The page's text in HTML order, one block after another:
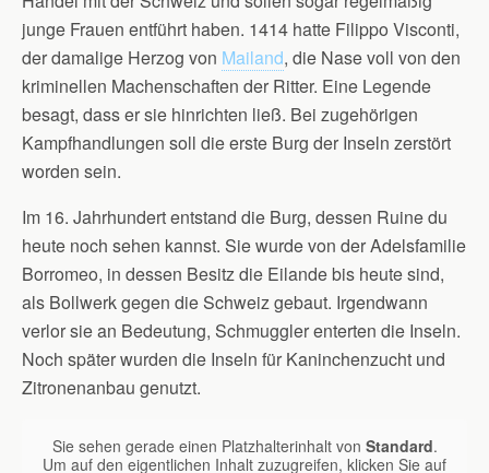
junge Frauen entführt haben. 1414 hatte Filippo Visconti,
der damalige Herzog von Mailand, die Nase voll von den
kriminellen Machenschaften der Ritter. Eine Legende
besagt, dass er sie hinrichten ließ. Bei zugehörigen
Kampfhandlungen soll die erste Burg der Inseln zerstört
worden sein.
Im 16. Jahrhundert entstand die Burg, dessen Ruine du
heute noch sehen kannst. Sie wurde von der Adelsfamilie
Borromeo, in dessen Besitz die Eilande bis heute sind,
als Bollwerk gegen die Schweiz gebaut. Irgendwann
verlor sie an Bedeutung, Schmuggler enterten die Inseln.
Noch später wurden die Inseln für Kaninchenzucht und
Zitronenanbau genutzt.
Sie sehen gerade einen Platzhalterinhalt von Standard.
Um auf den eigentlichen Inhalt zuzugreifen, klicken Sie auf